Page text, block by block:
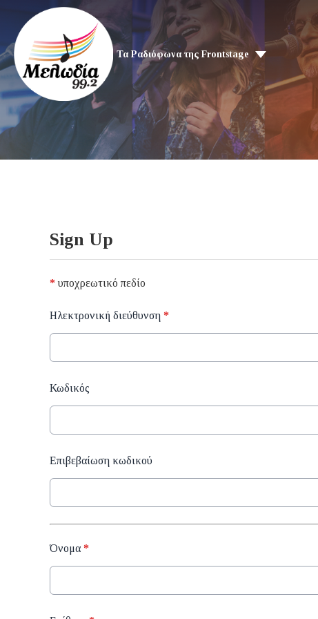
Τα Ραδιόφωνα της Frontstage
Sign Up
* υποχρεωτικό πεδίο
Ηλεκτρονική διεύθυνση *
Κωδικός
Επιβεβαίωση κωδικού
Όνομα *